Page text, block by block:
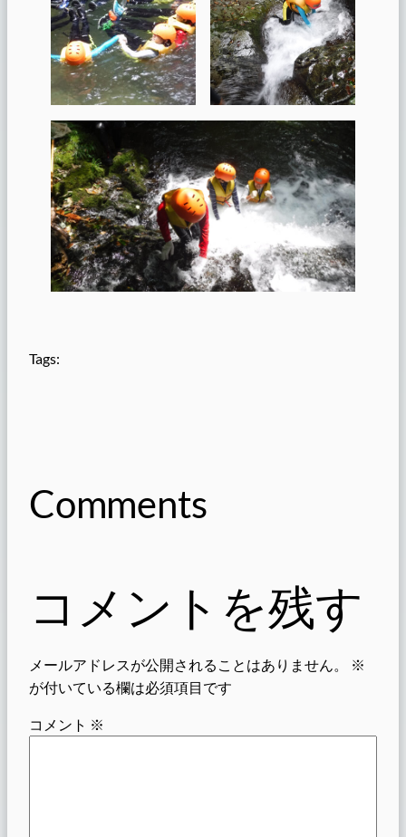
Tags:
Comments
コメントを残す
メールアドレスが公開されることはありません。
※
が付いている欄は必須項目です
コメント ※